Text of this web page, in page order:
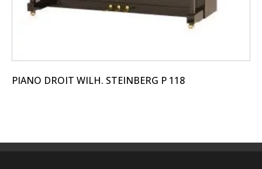
PIANO DROIT WILH. STEINBERG P 118